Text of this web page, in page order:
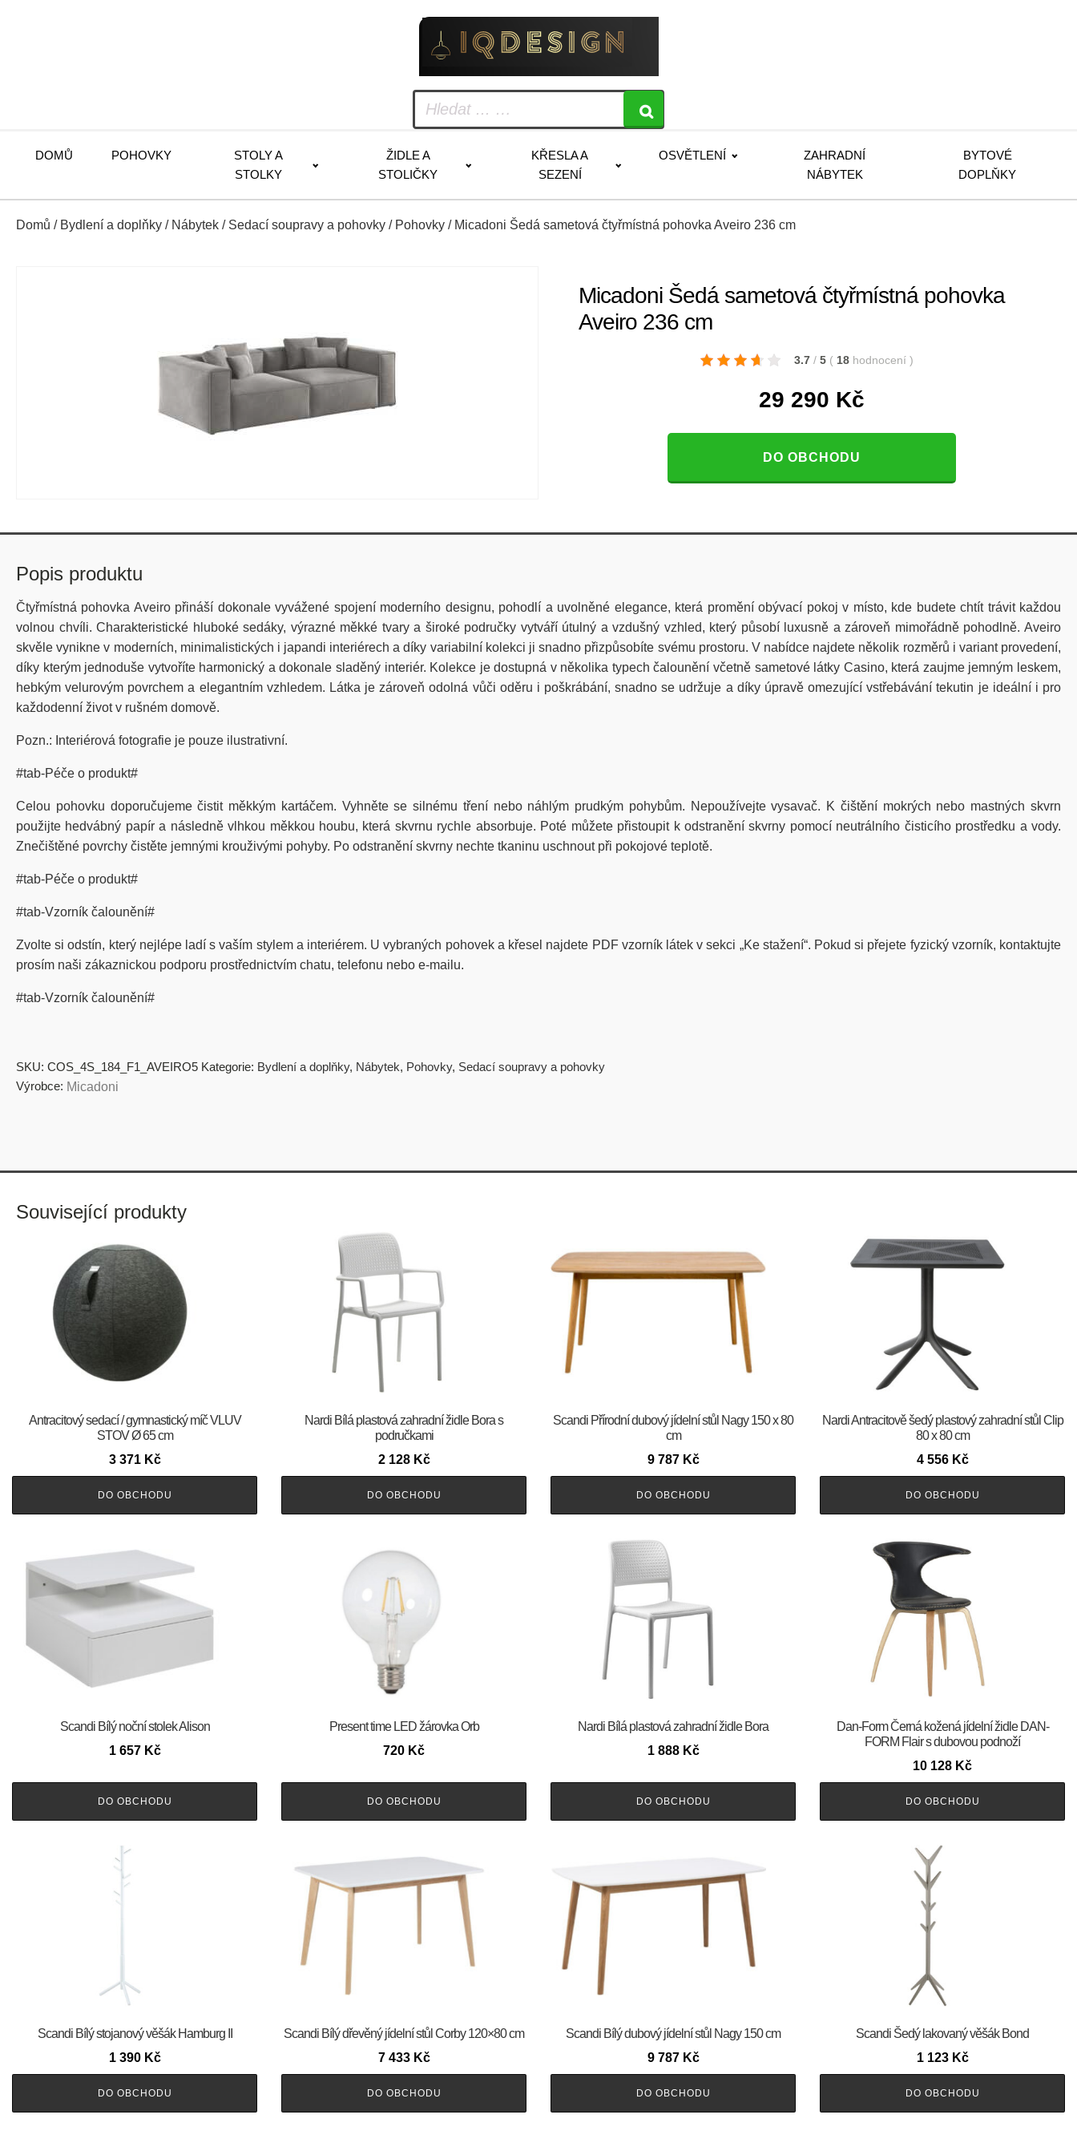
DOMŮ POHOVKY
STOLY A
STOLKY
ŽIDLE A
STOLIČKY
KŘESLA A
SEZENÍ
OSVĚTLENÍ
ZAHRADNÍ
NÁBYTEK
BYTOVÉ
DOPLŇKY
Domů / Bydlení a doplňky / Nábytek / Sedací soupravy a pohovky / Pohovky / Micadoni Šedá sametová čtyřmístná pohovka Aveiro 236 cm
Micadoni Šedá sametová čtyřmístná pohovka
Aveiro 236 cm
3.7 / 5 ( 18 hodnocení )
29 290 Kč
DO OBCHODU
Popis produktu
Čtyřmístná pohovka Aveiro přináší dokonale vyvážené spojení moderního designu, pohodlí a uvolněné elegance, která promění obývací pokoj v místo, kde budete chtít trávit každou
volnou chvíli. Charakteristické hluboké sedáky, výrazné měkké tvary a široké područky vytváří útulný a vzdušný vzhled, který působí luxusně a zároveň mimořádně pohodlně. Aveiro
skvěle vynikne v moderních, minimalistických i japandi interiérech a díky variabilní kolekci ji snadno přizpůsobíte svému prostoru. V nabídce najdete několik rozměrů i variant provedení,
díky kterým jednoduše vytvoříte harmonický a dokonale sladěný interiér. Kolekce je dostupná v několika typech čalounění včetně sametové látky Casino, která zaujme jemným leskem,
hebkým velurovým povrchem a elegantním vzhledem. Látka je zároveň odolná vůči oděru i poškrábání, snadno se udržuje a díky úpravě omezující vstřebávání tekutin je ideální i pro
každodenní život v rušném domově.
Pozn.: Interiérová fotografie je pouze ilustrativní.
#tab-Péče o produkt#
Celou pohovku doporučujeme čistit měkkým kartáčem. Vyhněte se silnému tření nebo náhlým prudkým pohybům. Nepoužívejte vysavač. K čištění mokrých nebo mastných skvrn
použijte hedvábný papír a následně vlhkou měkkou houbu, která skvrnu rychle absorbuje. Poté můžete přistoupit k odstranění skvrny pomocí neutrálního čisticího prostředku a vody.
Znečištěné povrchy čistěte jemnými krouživými pohyby. Po odstranění skvrny nechte tkaninu uschnout při pokojové teplotě.
#tab-Péče o produkt#
#tab-Vzorník čalounění#
Zvolte si odstín, který nejlépe ladí s vaším stylem a interiérem. U vybraných pohovek a křesel najdete PDF vzorník látek v sekci „Ke stažení“. Pokud si přejete fyzický vzorník, kontaktujte
prosím naši zákaznickou podporu prostřednictvím chatu, telefonu nebo e-mailu.
#tab-Vzorník čalounění#
SKU: COS_4S_184_F1_AVEIRO5 Kategorie: Bydlení a doplňky, Nábytek, Pohovky, Sedací soupravy a pohovky
Výrobce: Micadoni
Související produkty
Antracitový sedací / gymnastický míč VLUV
STOV Ø 65 cm
3 371 Kč
DO OBCHODU
Nardi Bílá plastová zahradní židle Bora s
područkami
2 128 Kč
DO OBCHODU
Scandi Přírodní dubový jídelní stůl Nagy 150 x 80
cm
9 787 Kč
DO OBCHODU
Nardi Antracitově šedý plastový zahradní stůl Clip
80 x 80 cm
4 556 Kč
DO OBCHODU
Scandi Bílý noční stolek Alison
1 657 Kč
DO OBCHODU
Present time LED žárovka Orb
720 Kč
DO OBCHODU
Nardi Bílá plastová zahradní židle Bora
1 888 Kč
DO OBCHODU
​​​​​Dan-Form Černá kožená jídelní židle DAN-
FORM Flair s dubovou podnoží
10 128 Kč
DO OBCHODU
Scandi Bílý stojanový věšák Hamburg II
1 390 Kč
DO OBCHODU
Scandi Bílý dřevěný jídelní stůl Corby 120×80 cm
7 433 Kč
DO OBCHODU
Scandi Bílý dubový jídelní stůl Nagy 150 cm
9 787 Kč
DO OBCHODU
Scandi Šedý lakovaný věšák Bond
1 123 Kč
DO OBCHODU